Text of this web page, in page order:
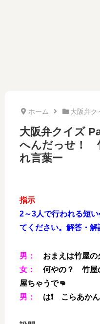
ホーム 大阪弁ク
大阪弁クイズ
へんだっせ！
れ言葉ー
指示
2～3人で行われる短
てください。解答・解
男：
おまえは竹屋の
女：
何やの？ 竹屋
屋ちゃうで👊
男：
は❗ こらあか